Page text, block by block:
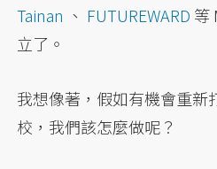
Tainan 、 FUTUREWARD 等
立了。
我想像著，假如有機會重新
校，我們該怎麼做呢？